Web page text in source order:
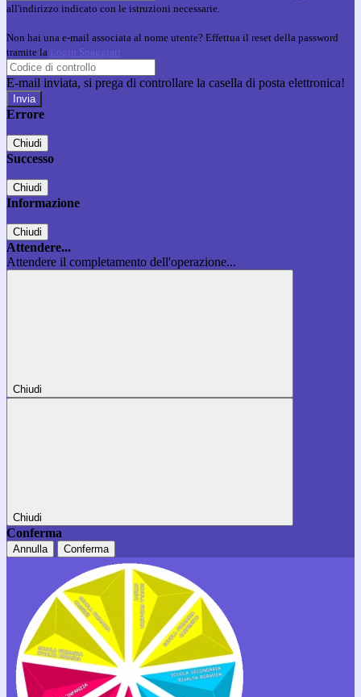
all'indirizzo indicato con le istruzioni necessarie.
Non hai una e-mail associata al nome utente? Effettua il reset della password
tramite la Login Spaggiari
E-mail inviata, si prega di controllare la casella di posta elettronica!
Errore
Chiudi
Successo
Chiudi
Informazione
Chiudi
Attendere...
Attendere il completamento dell'operazione...
Chiudi
Chiudi
Conferma
Annulla Conferma